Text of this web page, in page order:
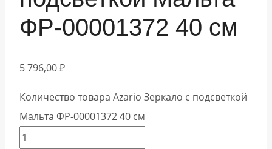
ФР-00001372 40 см
5 796,00₽
Количество товара Azario Зеркало с подсветкой
Мальта ФР-00001372 40 см